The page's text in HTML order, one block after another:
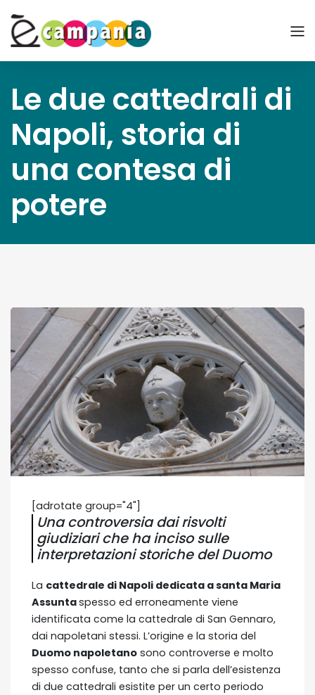
Le due cattedrali di
Napoli, storia di
una contesa di
potere
[adrotate group="4"]
Una controversia dai risvolti
giudiziari che ha inciso sulle
interpretazioni storiche del Duomo
La cattedrale di Napoli dedicata a santa Maria
Assuntaspesso ed erroneamente viene
identificata come la cattedrale di San Gennaro,
dai napoletani stessi. L’origine e la storia del
Duomo napoletano sono controverse e molto
spesso confuse, tanto che si parla dell’esistenza
di due cattedrali esistite per un certo periodo